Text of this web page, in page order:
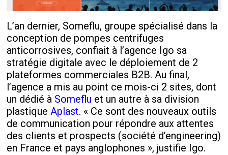
L’an dernier, Someflu, groupe spécialisé dans la
conception de pompes centrifuges
anticorrosives, confiait à l’agence Igo sa
stratégie digitale avec le déploiement de 2
plateformes commerciales B2B. Au final,
l’agence a mis au point ce mois-ci 2 sites, dont
un dédié à Someflu et un autre à sa division
plastiqueAplast. « Ce sont des nouveaux outils
de communication pour répondre aux attentes
des clients et prospects (société d’engineering)
en France et pays anglophones », justifie Igo.